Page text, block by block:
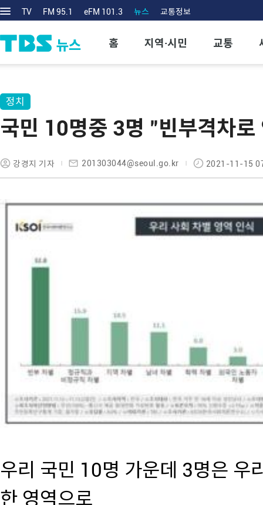
TV FM 95.1 eFM 101.3 뉴스 교통정보
홈 지역·시민 교통
정치
국민 10명중 3명 "빈부격차
강경지 기자 201303044@seoul.go.kr 2021-11-15
우리 국민 10명 가운데 3명은 우
한 영역으로